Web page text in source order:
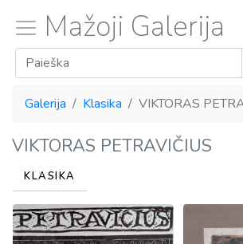
Mažoji Galerija
Galerija Klasika VIKTORAS
VIKTORAS PETRAVIČIUS
KLASIKA